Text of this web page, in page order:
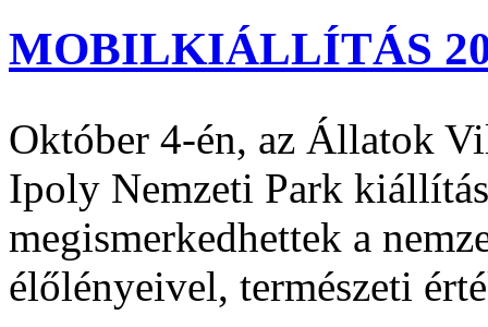
MOBILKIÁLLÍTÁS
Október 4-én, az Állatok
Ipoly Nemzeti Park
megismerkedhettek a
élőlényeivel, természeti